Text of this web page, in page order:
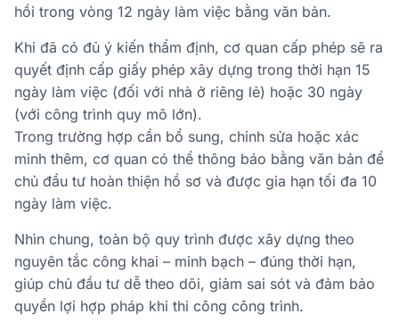
hồi trong vòng 12 ngày làm việc bằng văn bản.
Khi đã có đủ ý kiến thẩm định, cơ quan cấp phép sẽ ra
quyết định cấp giấy phép xây dựng trong thời hạn 15
ngày làm việc (đối với nhà ở riêng lẻ) hoặc 30 ngày
(với công trình quy mô lớn).
Trong trường hợp cần bổ sung, chỉnh sửa hoặc xác
minh thêm, cơ quan có thể thông báo bằng văn bản để
chủ đầu tư hoàn thiện hồ sơ và được gia hạn tối đa 10
ngày làm việc.
Nhìn chung, toàn bộ quy trình được xây dựng theo
nguyên tắc công khai – minh bạch – đúng thời hạn,
giúp chủ đầu tư dễ theo dõi, giảm sai sót và đảm bảo
quyền lợi hợp pháp khi thi công công trình.